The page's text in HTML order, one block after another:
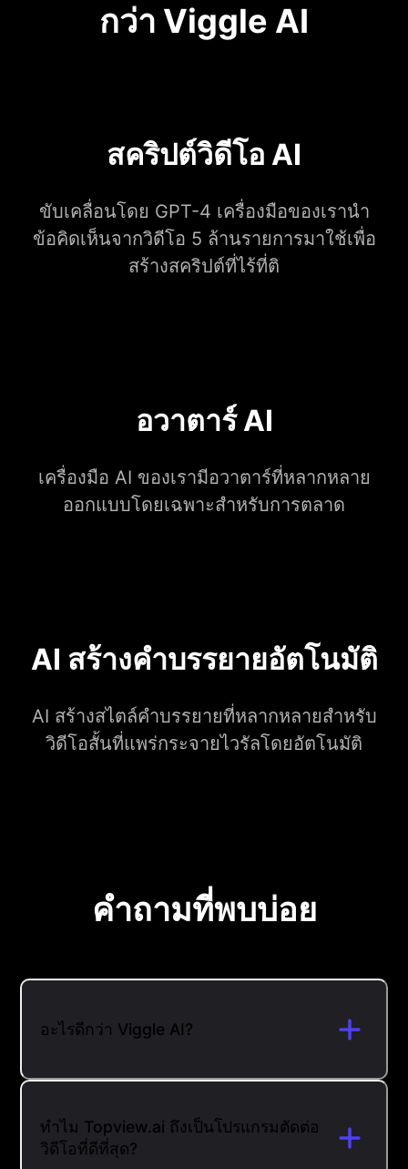
กว่า Viggle AI
สคริปต์วิดีโอ AI
ขับเคลื่อนโดย GPT-4 เครื่องมือของเรานำ
ข้อคิดเห็นจากวิดีโอ 5 ล้านรายการมาใช้เพื่อ
สร้างสคริปต์ที่ไร้ที่ติ
อวาตาร์ AI
เครื่องมือ AI ของเรามีอวาตาร์ที่หลากหลาย
ออกแบบโดยเฉพาะสำหรับการตลาด
AI สร้างคำบรรยายอัตโนมัติ
AI สร้างสไตล์คำบรรยายที่หลากหลายสำหรับ
วิดีโอสั้นที่แพร่กระจายไวรัลโดยอัตโนมัติ
คำถามที่พบบ่อย
อะไรดีกว่า Viggle AI?
ทำไม Topview.ai ถึงเป็นโปรแกรมตัดต่อ
วิดีโอที่ดีที่สุด?